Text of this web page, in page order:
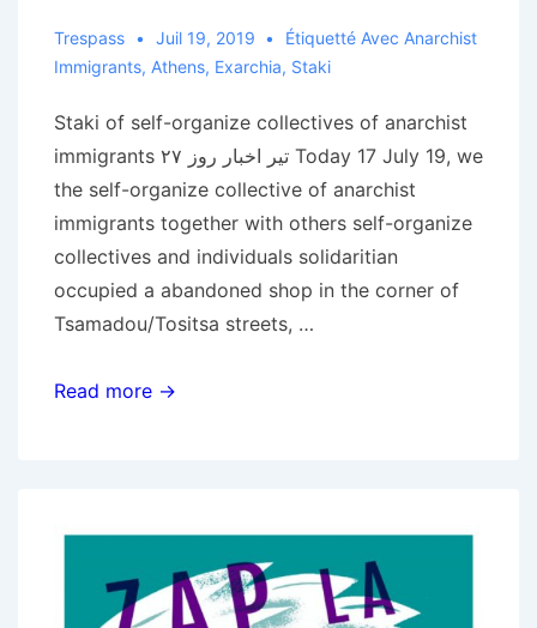
Trespass Juil 19, 2019 Étiquetté Avec Anarchist
Immigrants, Athens, Exarchia, Staki
Staki of self-organize collectives of anarchist
immigrants ۲۷ تیر اخبار روز Today 17 July 19, we
the self-organize collective of anarchist
immigrants together with others self-organize
collectives and individuals solidaritian
occupied a abandoned shop in the corner of
Tsamadou/Tositsa streets, …
Athens:
Read more →